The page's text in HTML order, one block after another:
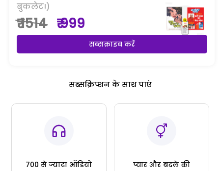
बुकलेट!)
₹ 1514 ₹ 999
सब्सक्राइब करें
सब्सक्रिप्शन के साथ पाएं
700 से ज्यादा ऑडियो
प्यार और बदले की